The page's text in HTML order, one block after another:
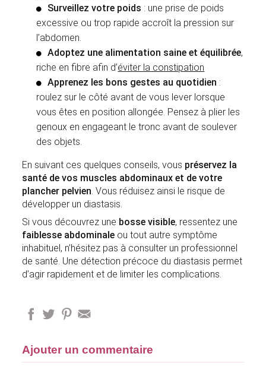
Surveillez votre poids : une prise de poids
excessive ou trop rapide accroît la pression sur
l’abdomen.
Adoptez une alimentation saine et équilibrée,
riche en fibre afin d’éviter la constipation
Apprenez les bons gestes au quotidien :
roulez sur le côté avant de vous lever lorsque
vous êtes en position allongée. Pensez à plier les
genoux en engageant le tronc avant de soulever
des objets.
En suivant ces quelques conseils, vous préservez la
santé de vos muscles abdominaux et de votre
plancher pelvien. Vous réduisez ainsi le risque de
développer un diastasis.
Si vous découvrez une bosse visible, ressentez une
faiblesse abdominale ou tout autre symptôme
inhabituel, n’hésitez pas à consulter un professionnel
de santé. Une détection précoce du diastasis permet
d’agir rapidement et de limiter les complications.
Ajouter un commentaire